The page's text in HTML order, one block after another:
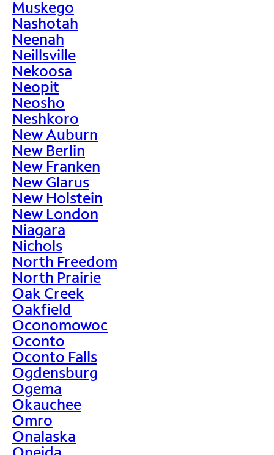
Muskego
Nashotah
Neenah
Neillsville
Nekoosa
Neopit
Neosho
Neshkoro
New Auburn
New Berlin
New Franken
New Glarus
New Holstein
New London
Niagara
Nichols
North Freedom
North Prairie
Oak Creek
Oakfield
Oconomowoc
Oconto
Oconto Falls
Ogdensburg
Ogema
Okauchee
Omro
Onalaska